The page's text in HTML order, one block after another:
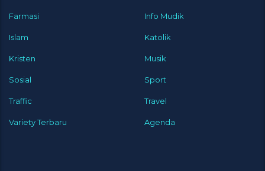
Farmasi Info Mudik
Islam Katolik
Kristen Musik
Sosial Sport
Traffic Travel
Variety Terbaru Agenda